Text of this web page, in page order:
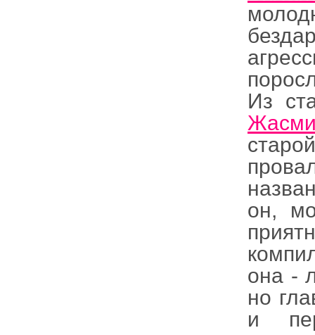
Из
он,
она -
но
и